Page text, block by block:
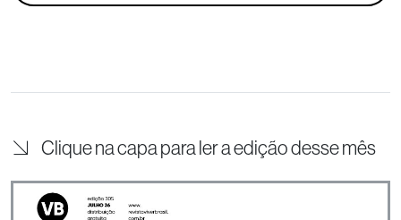
Clique na capa para ler a edição desse mês